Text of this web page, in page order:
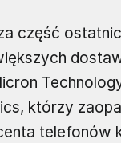
część
którzy
telefonów